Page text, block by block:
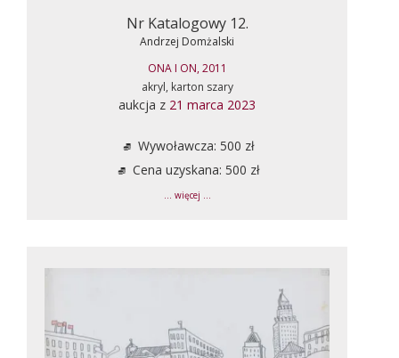
Nr Katalogowy 12.
Andrzej Domżalski
ONA I ON, 2011
akryl, karton szary
aukcja z 21 marca 2023
Wywoławcza: 500 zł
Cena uzyskana: 500 zł
... więcej ...